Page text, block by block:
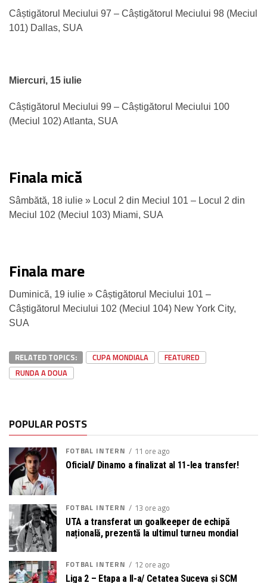
Câștigătorul Meciului 97 – Câștigătorul Meciului 98 (Meciul
101) Dallas, SUA
Miercuri, 15 iulie
Câștigătorul Meciului 99 – Câștigătorul Meciului 100
(Meciul 102) Atlanta, SUA
Finala mică
Sâmbătă, 18 iulie » Locul 2 din Meciul 101 – Locul 2 din
Meciul 102 (Meciul 103) Miami, SUA
Finala mare
Duminică, 19 iulie » Câștigătorul Meciului 101 –
Câștigătorul Meciului 102 (Meciul 104) New York City,
SUA
RELATED TOPICS: CUPA MONDIALA
FEATURED
RUNDA A DOUA
POPULAR POSTS
FOTBAL INTERN 11 ore ago
Oficial// Dinamo a finalizat al 11-lea transfer!
FOTBAL INTERN 13 ore ago
UTA a transferat un goalkeeper de echipă
națională, prezentă la ultimul turneu mondial
FOTBAL INTERN 12 ore ago
Liga 2 – Etapa a II-a/ Cetatea Suceva și SCM